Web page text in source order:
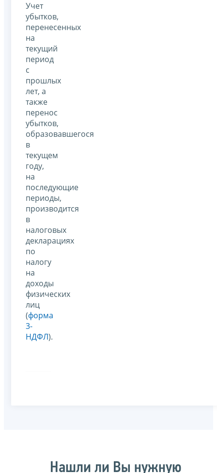
Учет
убытков,
перенесенных
на
текущий
период
с
прошлых
лет, а
также
перенос
убытков,
образовавшегося
в
текущем
году,
на
последующие
периоды,
производится
в
налоговых
декларациях
по
налогу
на
доходы
физических
лиц
(форма
3-
НДФЛ).
Нашли ли Вы нужную